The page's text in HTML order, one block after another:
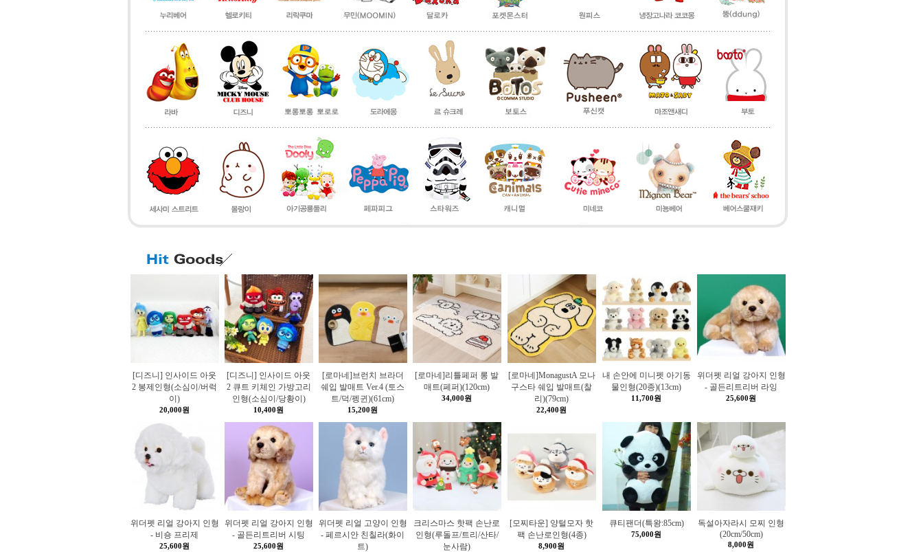
[디즈니] 인사이드 아웃
2 봉제인형(소심이/버럭
이)
20,000원
[디즈니] 인사이드 아웃
2 큐트 키체인 가방고리
인형(소심이/당황이)
10,400원
[로마네]브런치 브라더
쉐입 발매트 Ver.4 (토스
트/덕/펭귄)(61cm)
15,200원
[로마네]리틀페퍼 롱 발
매트(페퍼)(120cm)
34,000원
[로마네]MonagustA 모나
구스타 쉐입 발매트(찰
리)(79cm)
22,400원
내 손안에 미니펫 아기동
물인형(20종)(13cm)
11,700원
위더펫 리얼 강아지 인형
- 골든리트리버 라잉
25,600원
위더펫 리얼 강아지 인형
- 비숑 프리제
25,600원
위더펫 리얼 강아지 인형
- 골든리트리버 시팅
25,600원
위더펫 리얼 고양이 인형
- 페르시안 친칠라(화이
트)
크리스마스 핫팩 손난로
인형(루돌프/트리/산타/
눈사람)
[모찌타운] 양털모자 핫
팩 손난로인형(4종)
8,900원
큐티팬더(특왕:85cm)
75,000원
독설아자라시 모찌 인형
(20cm/50cm)
8,000원